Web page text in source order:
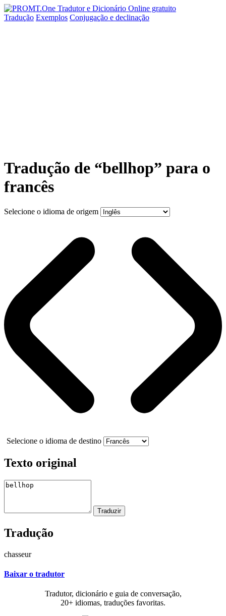
Tradução Exemplos Conjugação e declinação
Tradução de “bellhop” para o
francês
Selecione o idioma de origem
Selecione o idioma de destino
Texto original
Tradução
chasseur
Baixar o tradutor
Tradutor, dicionário e guia de conversação,
20+ idiomas, traduções favoritas.